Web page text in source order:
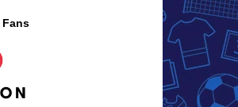
Fans